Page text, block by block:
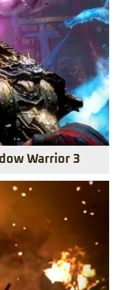
Warrior 3